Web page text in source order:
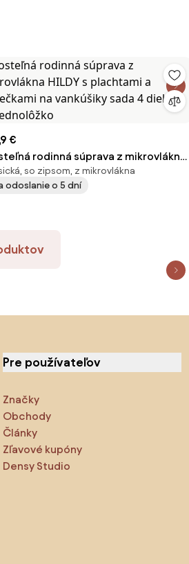
€
rodinná súprava z mikrovlákna
s plachtami a obliečkami na
sada 4 dielov na jednolôžko
so zipsom, z mikrovlákna
odoslanie o 5 dní
Pre používateľov
Značky
Obchody
Články
Zľavové kupóny
Densy Studio